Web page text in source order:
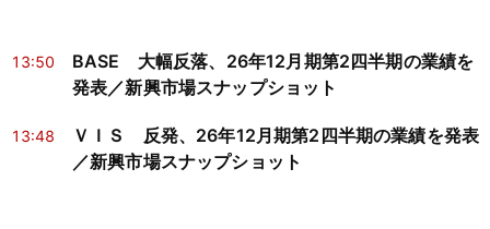
13:50
BASE 大幅反落、26年12月期第2四半期の業績を
発表／新興市場スナップショット
13:48
ＶＩＳ 反発、26年12月期第2四半期の業績を発表
／新興市場スナップショット